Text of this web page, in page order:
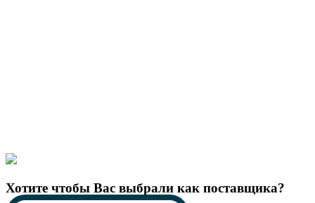
Хотите чтобы Вас выбрали как поставщика?